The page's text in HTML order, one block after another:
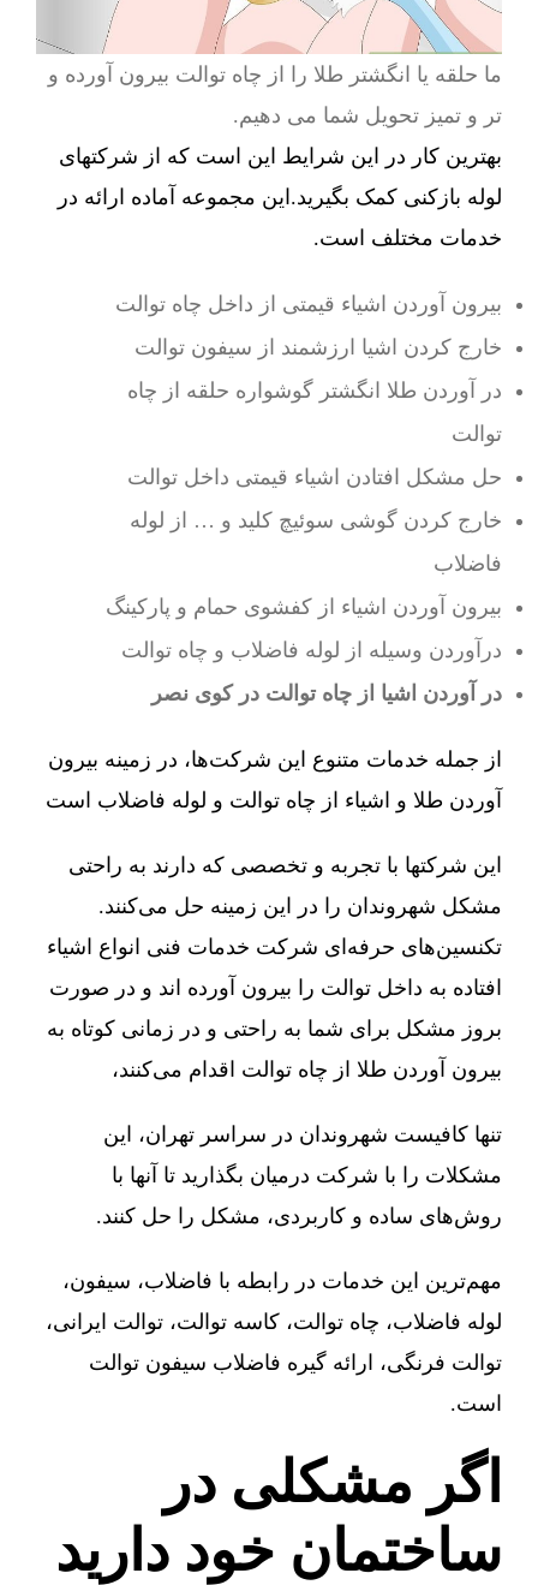
ما حلقه یا انگشتر طلا را از چاه توالت بیرون آورده و
تر و تمیز تحویل شما می دهیم.
بهترین کار در این شرایط این است که از شرکتهای
لوله بازکنی کمک بگیرید.این مجموعه آماده ارائه در
خدمات مختلف است.
بیرون آوردن اشیاء قیمتی از داخل چاه توالت
خارج کردن اشیا ارزشمند از سیفون توالت
در آوردن طلا انگشتر گوشواره حلقه از چاه
توالت
حل مشکل افتادن اشیاء قیمتی داخل توالت
خارج کردن گوشی سوئیچ کلید و … از لوله
فاضلاب
بیرون آوردن اشیاء از کفشوی حمام و پارکینگ
درآوردن وسیله از لوله فاضلاب و چاه توالت
در آوردن اشیا از چاه توالت در کوی نصر
از جمله خدمات متنوع این شرکت‌ها، در زمینه بیرون
آوردن طلا و اشیاء از چاه توالت و لوله فاضلاب است
این شرکتها با تجربه و تخصصی که دارند به راحتی
مشکل شهروندان را در این زمینه حل می‌کنند.
تکنسین‌های حرفه‌ای شرکت خدمات فنی انواع اشیاء
افتاده به داخل توالت را بیرون آورده اند و در صورت
بروز مشکل برای شما به راحتی و در زمانی کوتاه به
بیرون آوردن طلا از چاه توالت اقدام می‌کنند،
تنها کافیست شهروندان در سراسر تهران، این
مشکلات را با شرکت درمیان بگذارید تا آنها با
روش‌های ساده و کاربردی، مشکل را حل کنند.
مهم‌ترین این خدمات در رابطه با فاضلاب، سیفون،
لوله فاضلاب، چاه توالت، کاسه توالت، توالت ایرانی،
توالت فرنگی، ارائه گیره فاضلاب سیفون توالت
است.
اگر مشکلی در
ساختمان خود دارید